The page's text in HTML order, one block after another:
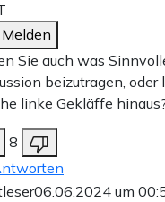
Melden
Sie auch was
beizutragen, oder
linke Gekläffe
8
06.06.2024 um